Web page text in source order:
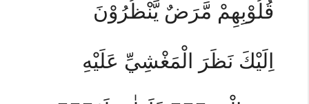
قُلُوْبِهِمْ مَّرَضٌ يَّنْظُرُوْنَ
اِلَيْكَ نَظَرَ الْمَغْشِيِّ عَلَيْهِ